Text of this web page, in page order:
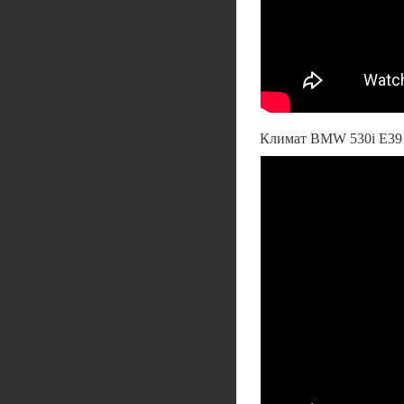
Климат BMW 530i E39